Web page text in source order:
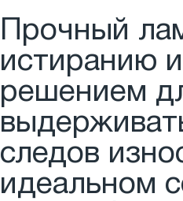
Прочный
истиранию
решением
следов
идеальном